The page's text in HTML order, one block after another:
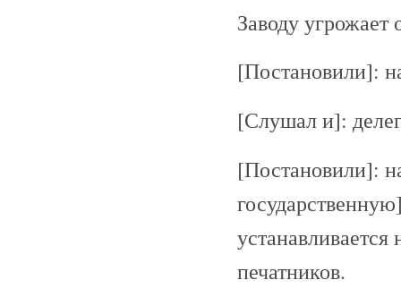
Заводу
[Постановили]:
[Слушал и]:
[Постановили]:
печатников.